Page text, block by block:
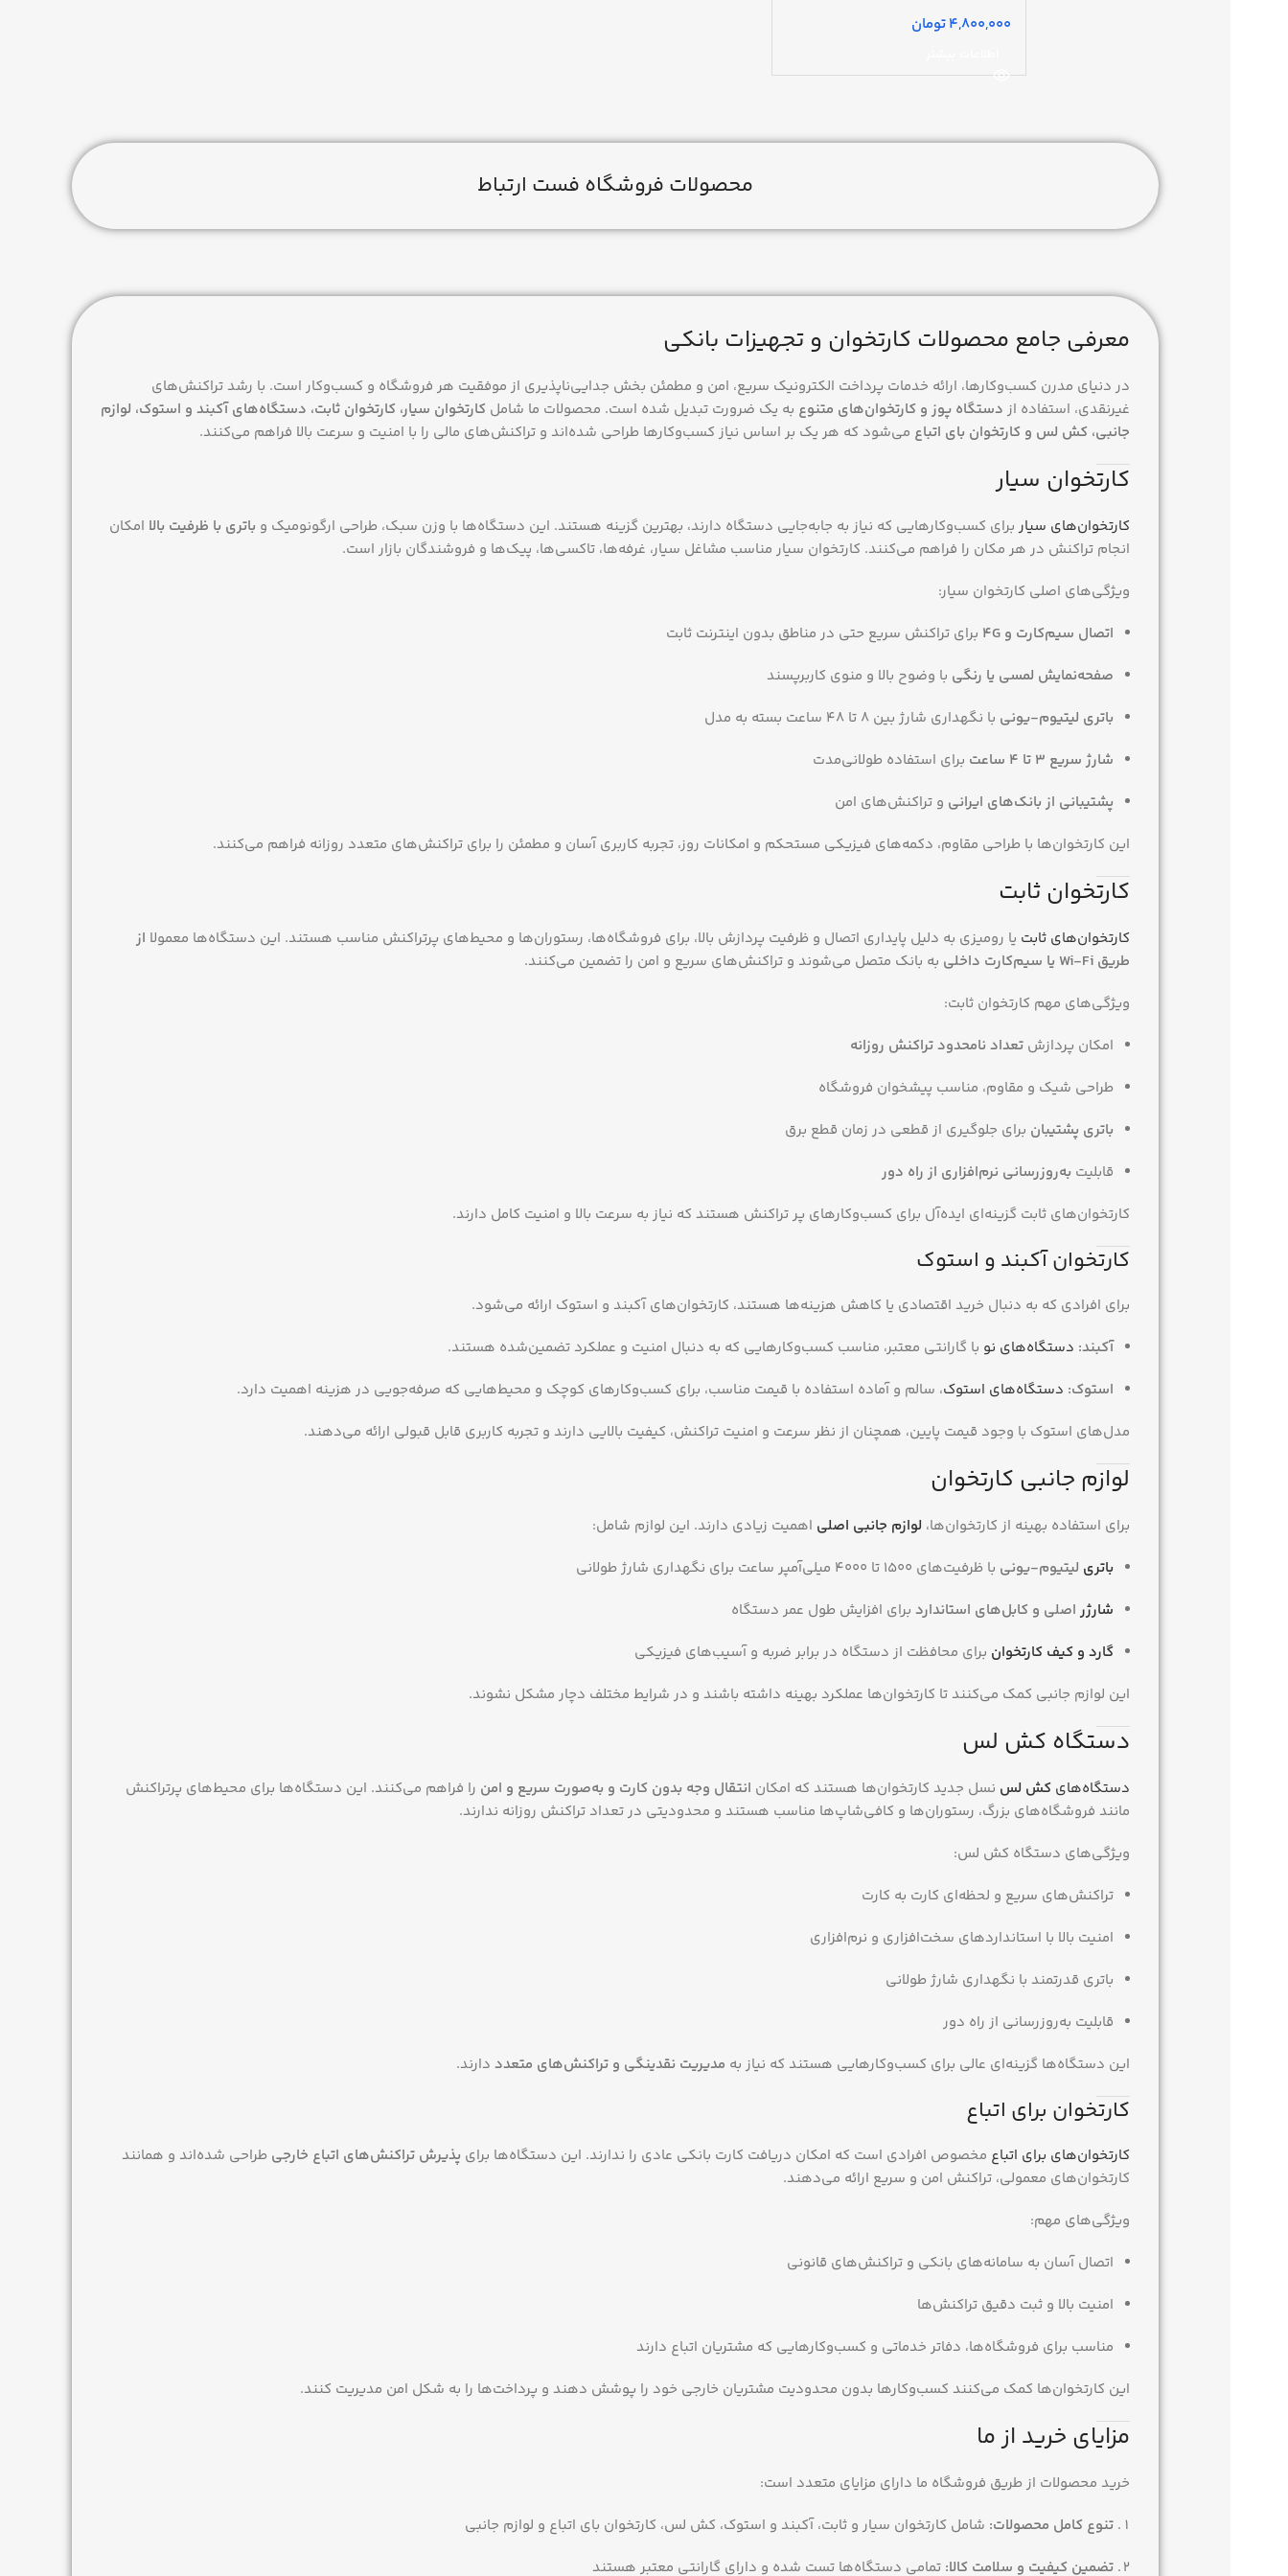
تومان
محصولات فروشگاه فست ارتباط
معرفی جامع محصولات کارتخوان و تجهیزات بانکی
در دنیای مدرن کسب‌وکارها، ارائه خدمات پرداخت الکترونیک سریع، امن و مطمئن بخش جدایی‌ناپذیری از موفقیت هر فروشگاه و کسب‌وکار است. با رشد تراکنش‌های
غیرنقدی، استفاده از دستگاه پوز و کارتخوان‌های متنوع به یک ضرورت تبدیل شده است. محصولات ما شامل کارتخوان سیار، کارتخوان ثابت، دستگاه‌های آکبند و استوک، لوازم
جانبی، کش لس و کارتخوان بای اتباع می‌شود که هر یک بر اساس نیاز کسب‌وکارها طراحی شده‌اند و تراکنش‌های مالی را با امنیت و سرعت بالا فراهم می‌کنند.
کارتخوان سیار
کارتخوان‌های سیار برای کسب‌وکارهایی که نیاز به جابه‌جایی دستگاه دارند، بهترین گزینه هستند. این دستگاه‌ها با وزن سبک، طراحی ارگونومیک و باتری با ظرفیت بالا امکان
انجام تراکنش در هر مکان را فراهم می‌کنند. کارتخوان سیار مناسب مشاغل سیار، غرفه‌ها، تاکسی‌ها، پیک‌ها و فروشندگان بازار است.
ویژگی‌های اصلی کارتخوان سیار:
اتصال سیم‌کارت و 4G
برای تراکنش سریع حتی در مناطق بدون اینترنت ثابت
صفحه‌نمایش لمسی یا رنگی با وضوح بالا و منوی کاربرپسند
باتری لیتیوم-یونی با نگهداری شارژ بین 8 تا 48 ساعت بسته به مدل
شارژ سریع 3 تا 4 ساعت
برای استفاده طولانی‌مدت
پشتیبانی از بانک‌های ایرانی و تراکنش‌های امن
این کارتخوان‌ها با طراحی مقاوم، دکمه‌های فیزیکی مستحکم و امکانات روز، تجربه کاربری آسان و مطمئن را برای تراکنش‌های متعدد روزانه فراهم می‌کنند.
کارتخوان ثابت
کارتخوان‌های ثابت یا رومیزی به دلیل پایداری اتصال و ظرفیت پردازش بالا، برای فروشگاه‌ها، رستوران‌ها و محیط‌های پرتراکنش مناسب هستند. این دستگاه‌ها معمولا از
طریق Wi-Fi یا سیم‌کارت داخلی
به بانک متصل می‌شوند و تراکنش‌های سریع و امن را تضمین می‌کنند.
ویژگی‌های مهم کارتخوان ثابت:
امکان پردازش تعداد نامحدود تراکنش روزانه
طراحی شیک و مقاوم، مناسب پیشخوان فروشگاه
باتری پشتیبان برای جلوگیری از قطعی در زمان قطع برق
قابلیت به‌روزرسانی نرم‌افزاری از راه دور
کارتخوان‌های ثابت گزینه‌ای ایده‌آل برای کسب‌وکارهای پر تراکنش هستند که نیاز به سرعت بالا و امنیت کامل دارند.
کارتخوان آکبند و استوک
برای افرادی که به دنبال خرید اقتصادی یا کاهش هزینه‌ها هستند، کارتخوان‌های آکبند و استوک ارائه می‌شود.
آکبند: دستگاه‌های نو با گارانتی معتبر، مناسب کسب‌وکارهایی که به دنبال امنیت و عملکرد تضمین‌شده هستند.
استوک: دستگاه‌های استوک، سالم و آماده استفاده با قیمت مناسب، برای کسب‌وکارهای کوچک و محیط‌هایی که صرفه‌جویی در هزینه اهمیت دارد.
مدل‌های استوک با وجود قیمت پایین، همچنان از نظر سرعت و امنیت تراکنش، کیفیت بالایی دارند و تجربه کاربری قابل قبولی ارائه می‌دهند.
لوازم جانبی کارتخوان
برای استفاده بهینه از کارتخوان‌ها، لوازم جانبی اصلی اهمیت زیادی دارند. این لوازم شامل:
باتری لیتیوم-یونی با ظرفیت‌های ۱۵۰۰ تا ۴۰۰۰ میلی‌آمپر ساعت برای نگهداری شارژ طولانی
شارژر اصلی و کابل‌های استاندارد برای افزایش طول عمر دستگاه
گارد و کیف کارتخوان برای محافظت از دستگاه در برابر ضربه و آسیب‌های فیزیکی
این لوازم جانبی کمک می‌کنند تا کارتخوان‌ها عملکرد بهینه داشته باشند و در شرایط مختلف دچار مشکل نشوند.
دستگاه کش لس
دستگاه‌های کش لس نسل جدید کارتخوان‌ها هستند که امکان انتقال وجه بدون کارت و به‌صورت سریع و امن را فراهم می‌کنند. این دستگاه‌ها برای محیط‌های پرتراکنش
مانند فروشگاه‌های بزرگ، رستوران‌ها و کافی‌شاپ‌ها مناسب هستند و محدودیتی در تعداد تراکنش روزانه ندارند.
ویژگی‌های دستگاه کش لس:
تراکنش‌های سریع و لحظه‌ای کارت به کارت
امنیت بالا با استانداردهای سخت‌افزاری و نرم‌افزاری
باتری قدرتمند با نگهداری شارژ طولانی
قابلیت به‌روزرسانی از راه دور
این دستگاه‌ها گزینه‌ای عالی برای کسب‌وکارهایی هستند که نیاز به مدیریت نقدینگی و تراکنش‌های متعدد دارند.
کارتخوان برای اتباع
کارتخوان‌های برای اتباع مخصوص افرادی است که امکان دریافت کارت بانکی عادی را ندارند. این دستگاه‌ها برای پذیرش تراکنش‌های اتباع خارجی طراحی شده‌اند و همانند
کارتخوان‌های معمولی، تراکنش امن و سریع ارائه می‌دهند.
ویژگی‌های مهم:
اتصال آسان به سامانه‌های بانکی و تراکنش‌های قانونی
امنیت بالا و ثبت دقیق تراکنش‌ها
مناسب برای فروشگاه‌ها، دفاتر خدماتی و کسب‌وکارهایی که مشتریان اتباع دارند
این کارتخوان‌ها کمک می‌کنند کسب‌وکارها بدون محدودیت مشتریان خارجی خود را پوشش دهند و پرداخت‌ها را به شکل امن مدیریت کنند.
مزایای خرید از ما
خرید محصولات از طریق فروشگاه ما دارای مزایای متعدد است:
تنوع کامل محصولات: شامل کارتخوان سیار و ثابت، آکبند و استوک، کش لس، کارتخوان بای اتباع و لوازم جانبی
تضمین کیفیت و سلامت کالا: تمامی دستگاه‌ها تست شده و دارای گارانتی معتبر هستند